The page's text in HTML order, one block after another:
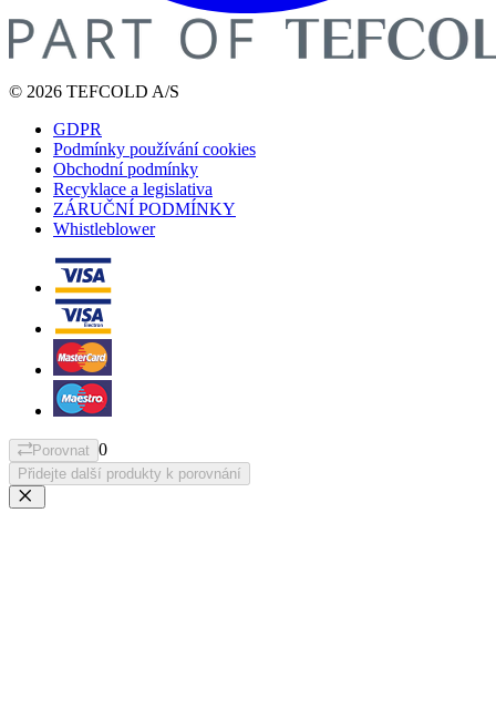
© 2026 TEFCOLD A/S
GDPR
Podmínky používání cookies
Obchodní podmínky
Recyklace a legislativa
ZÁRUČNÍ PODMÍNKY
Whistleblower
Porovnat 0
Přidejte další produkty k porovnání